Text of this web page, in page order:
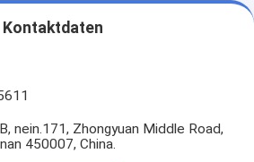
Kontaktdaten
nein.171, Zhongyuan Middle Road,
450007, China.